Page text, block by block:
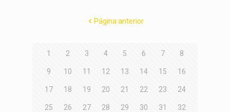
Página anterior
1 2 3 4 5 6 7 8
9 10 11 12 13 14 15 16
17 18 19 20 21 22 23 24
25 26 27 28 29 30 31 32